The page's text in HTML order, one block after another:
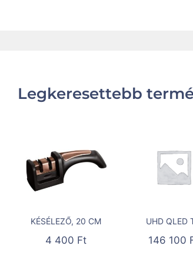
Legkeresettebb
KÉSÉLEZŐ, 20 CM
4 400 Ft
UHD QLED
146 100